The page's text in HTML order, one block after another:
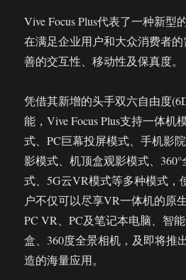
Vive Focus Plus代表了一种新型
在满足企业用户和大众消费者
善的交互性、移动性及保真度。
凭借其新增的头手双六自由度
能，Vive Focus Plus支持一体机
式、PC巨幕投屏模式、手机影
影模式、机顶盒观影模式、
式、5G云VR模式等多种模式，
户不仅可以尽享VR一体机的原
PC VR、PC及笔记本电脑、智
盒、360度全景相机，及即将推
造的海量应用。